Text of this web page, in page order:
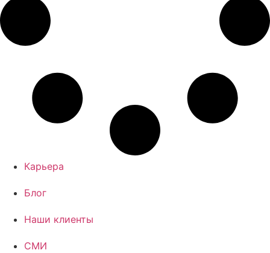
Карьера
Блог
Наши клиенты
СМИ